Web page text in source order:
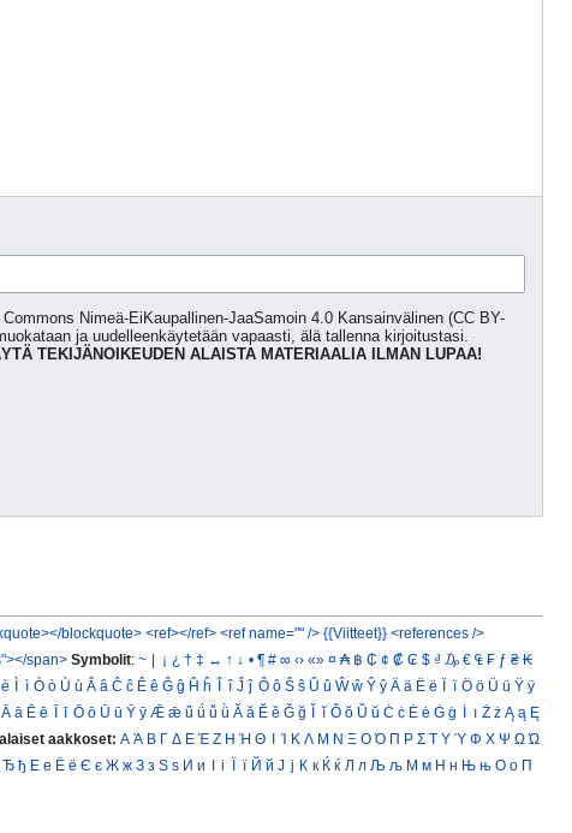
Nimeä-EiKaupallinen-JaaSamoin 4.0 Kansainvälinen (CC BY-
ja uudelleenkäytetään vapaasti, älä tallenna kirjoitustasi.
TEKIJÄNOIKEUDEN ALAISTA MATERIAALIA ILMAN LUPAA!
blockquote> <ref></ref> <ref name="" /> {{Viitteet}} <references />
span> Symbolit: ~ | ¡ ¿ † ‡ ↔ ↑ ↓ • ¶ # ∞ ‹› «» ¤ ₳ ฿ ₵ ¢ ₡ ₢ $ ₫ ₯ € ₠ ₣ ƒ ₴ ₭
è Ì ì Ò ò Ù ù Â â Ĉ ĉ Ê ê Ĝ ĝ Ĥ ĥ Î î Ĵ ĵ Ô ô Ŝ ŝ Û û Ŵ ŵ Ŷ ŷ Ä ä Ë ë Ï ï Ö ö Ü ü Ÿ ÿ
Ā ā Ē ē Ī ī Ō ō Ū ū Ȳ ȳ Ǣ ǣ ǖ ǘ ǚ ǜ Ă ă Ĕ ĕ Ğ ğ Ĭ ĭ Ŏ ŏ Ŭ ŭ Ċ ċ Ė ė Ġ ġ İ ı Ż ż Ą ą Ę
aakkoset: Α Ά Β Γ Δ Ε Έ Ζ Η Ή Θ Ι Ί Κ Λ Μ Ν Ξ Ο Ό Π Ρ Σ Τ Υ Ύ Φ Χ Ψ Ω Ώ
Ђ ђ Е е Ё ё Є є Ж ж З з Ѕ ѕ И и І і Ї ї Й й Ј ј К к Ќ ќ Л л Љ љ М м Н н Њ њ О о П